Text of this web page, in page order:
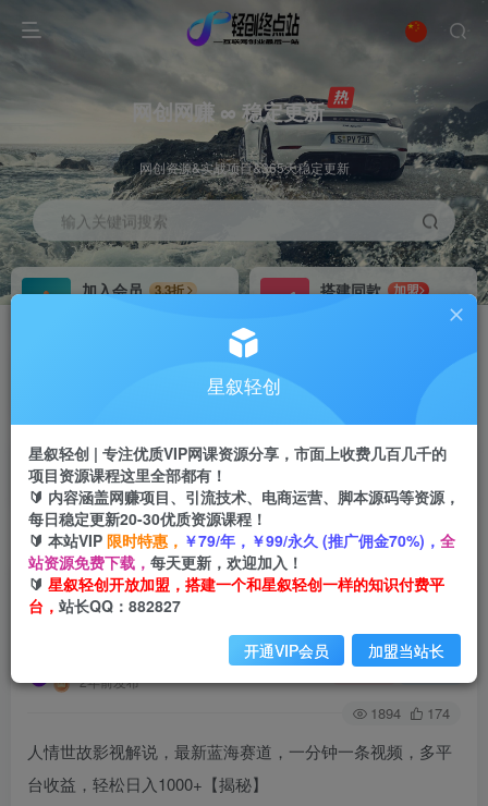
网创网赚 ∞ 稳定更新
网创资源&实战项目&365天稳定更新
输入关键词搜索
加入会员
3.3折
搭建同款
加盟
首页 创业课程 会员免费 正文
人情世故影视解说，最新蓝海赛道，一分钟一条视
频，多平台收益，轻松日入1000+
2年前发布
关注 私信
1894 174
人情世故影视解说，最新蓝海赛道，一分钟一条视频，多平
台收益，轻松日入1000+【揭秘】
星叙轻创
星叙轻创 | 专注优质VIP网课资源分享，市面上收费几百几千的
项目资源课程这里全部都有！
🔰 内容涵盖网赚项目、引流技术、电商运营、脚本源码等资源，
每日稳定更新20-30优质资源课程！
🔰 本站VIP 限时特惠， ￥79/年，￥99/永久 (推广佣金70%)， 全
站资源免费下载， 每天更新，欢迎加入！
🔰 星叙轻创开放加盟，搭建一个和星叙轻创一样的知识付费平
台， 站长QQ：882827
开通VIP会员 加盟当站长